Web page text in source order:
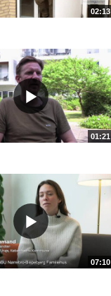
02:13
01:21
07:10